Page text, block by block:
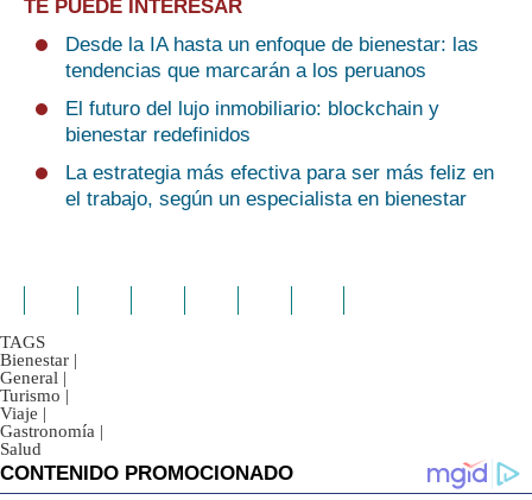
TE PUEDE INTERESAR
Desde la IA hasta un enfoque de bienestar: las
tendencias que marcarán a los peruanos
El futuro del lujo inmobiliario: blockchain y
bienestar redefinidos
La estrategia más efectiva para ser más feliz en
el trabajo, según un especialista en bienestar
TAGS
Bienestar |
General |
Turismo |
Viaje |
Gastronomía |
Salud